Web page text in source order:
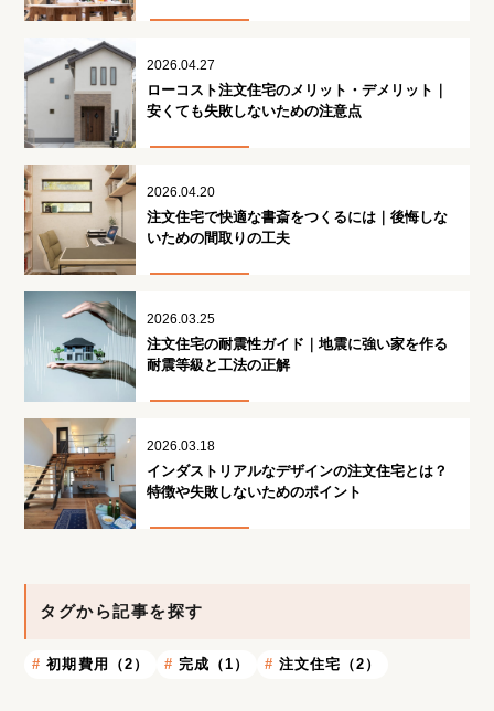
2026.04.27
ローコスト注文住宅のメリット・デメリット｜
安くても失敗しないための注意点
2026.04.20
注文住宅で快適な書斎をつくるには｜後悔しな
いための間取りの工夫
2026.03.25
注文住宅の耐震性ガイド｜地震に強い家を作る
耐震等級と工法の正解
2026.03.18
インダストリアルなデザインの注文住宅とは？
特徴や失敗しないためのポイント
タグから記事を探す
初期費用（2） 完成（1） 注文住宅（2）